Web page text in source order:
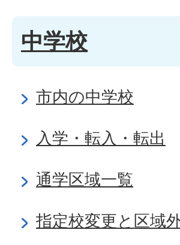
中学校
市内の中学校
入学・転入・転出
通学区域一覧
指定校変更と区域